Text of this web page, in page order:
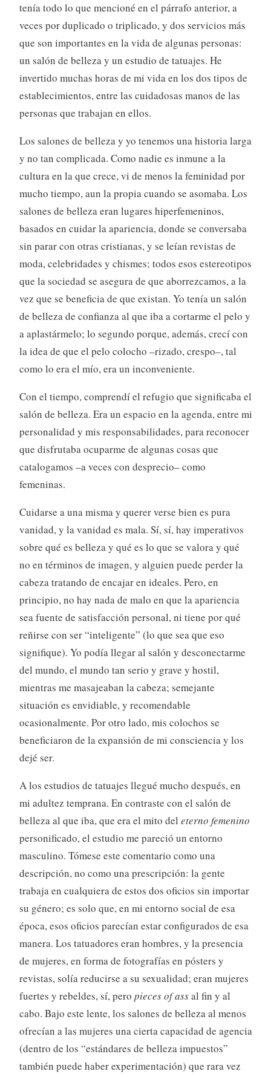
tenía todo lo que mencioné en el párrafo anterior, a
veces por duplicado o triplicado, y dos servicios más
que son importantes en la vida de algunas personas:
un salón de belleza y un estudio de tatuajes. He
invertido muchas horas de mi vida en los dos tipos de
establecimientos, entre las cuidadosas manos de las
personas que trabajan en ellos.
Los salones de belleza y yo tenemos una historia larga
y no tan complicada. Como nadie es inmune a la
cultura en la que crece, vi de menos la feminidad por
mucho tiempo, aun la propia cuando se asomaba. Los
salones de belleza eran lugares hiperfemeninos,
basados en cuidar la apariencia, donde se conversaba
sin parar con otras cristianas, y se leían revistas de
moda, celebridades y chismes; todos esos estereotipos
que la sociedad se asegura de que aborrezcamos, a la
vez que se beneficia de que existan. Yo tenía un salón
de belleza de confianza al que iba a cortarme el pelo y
a aplastármelo; lo segundo porque, además, crecí con
la idea de que el pelo colocho –rizado, crespo–, tal
como lo era el mío, era un inconveniente.
Con el tiempo, comprendí el refugio que significaba el
salón de belleza. Era un espacio en la agenda, entre mi
personalidad y mis responsabilidades, para reconocer
que disfrutaba ocuparme de algunas cosas que
catalogamos –a veces con desprecio– como
femeninas.
Cuidarse a una misma y querer verse bien es pura
vanidad, y la vanidad es mala. Sí, sí, hay imperativos
sobre qué es belleza y qué es lo que se valora y qué
no en términos de imagen, y alguien puede perder la
cabeza tratando de encajar en ideales. Pero, en
principio, no hay nada de malo en que la apariencia
sea fuente de satisfacción personal, ni tiene por qué
reñirse con ser “inteligente” (lo que sea que eso
signifique). Yo podía llegar al salón y desconectarme
del mundo, el mundo tan serio y grave y hostil,
mientras me masajeaban la cabeza; semejante
situación es envidiable, y recomendable
ocasionalmente. Por otro lado, mis colochos se
beneficiaron de la expansión de mi consciencia y los
dejé ser.
A los estudios de tatuajes llegué mucho después, en
mi adultez temprana. En contraste con el salón de
belleza al que iba, que era el mito del eterno femenino
personificado, el estudio me pareció un entorno
masculino. Tómese este comentario como una
descripción, no como una prescripción: la gente
trabaja en cualquiera de estos dos oficios sin importar
su género; es solo que, en mi entorno social de esa
época, esos oficios parecían estar configurados de esa
manera. Los tatuadores eran hombres, y la presencia
de mujeres, en forma de fotografías en pósters y
revistas, solía reducirse a su sexualidad; eran mujeres
fuertes y rebeldes, sí, pero pieces of assal fin y al
cabo. Bajo este lente, los salones de belleza al menos
ofrecían a las mujeres una cierta capacidad de agencia
(dentro de los “estándares de belleza impuestos”
también puede haber experimentación) que rara vez